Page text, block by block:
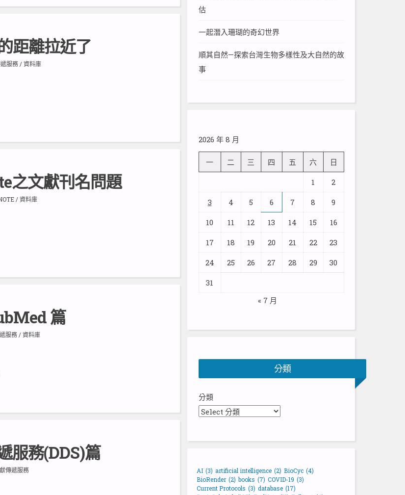
距離拉近了
服務/資料庫
之文獻刊名問題
/資料庫
篇
服務 /資料庫
服務(DDS)篇
傳遞服務
估
一起潛入珊瑚的奇幻世界
順其自然—探索台灣生物多樣性及大自然的故
事
2026 年 8 月
一 二 三 四 五 六 日
1 2
3 4 5 6 7 8 9
10 11 12 13 14 15 16
17 18 19 20 21 22 23
24 25 26 27 28 29 30
31
« 7 月
分類
分類
AI (3) artificial intelligence (2) BioCyc (4)
BioRender (2) books (7) COVID-19 (3)
Current Protocols (3) database (17)